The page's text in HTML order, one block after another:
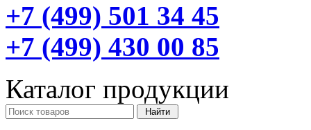
+7 (499) 501 34 45
+7 (499) 430 00 85
Каталог продукции